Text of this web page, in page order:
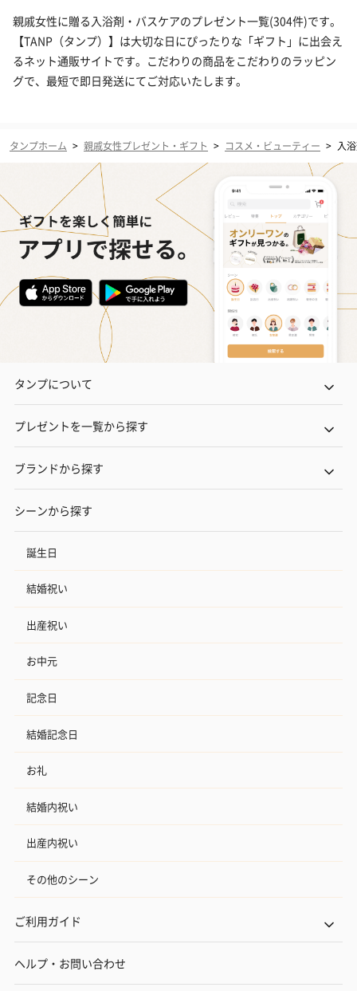
親戚女性に贈る入浴剤・バスケアのプレゼント一覧(304件)です。
【TANP（タンプ）】は大切な日にぴったりな「ギフト」に出会え
るネット通販サイトです。こだわりの商品をこだわりのラッピン
グで、最短で即日発送にてご対応いたします。
タンプホーム > 親戚女性プレゼント・ギフト > コスメ・ビューティー > 入
タンプについて
プレゼントを一覧から探す
ブランドから探す
シーンから探す
誕生日
結婚祝い
出産祝い
お中元
記念日
結婚記念日
お礼
結婚内祝い
出産内祝い
その他のシーン
ご利用ガイド
ヘルプ・お問い合わせ